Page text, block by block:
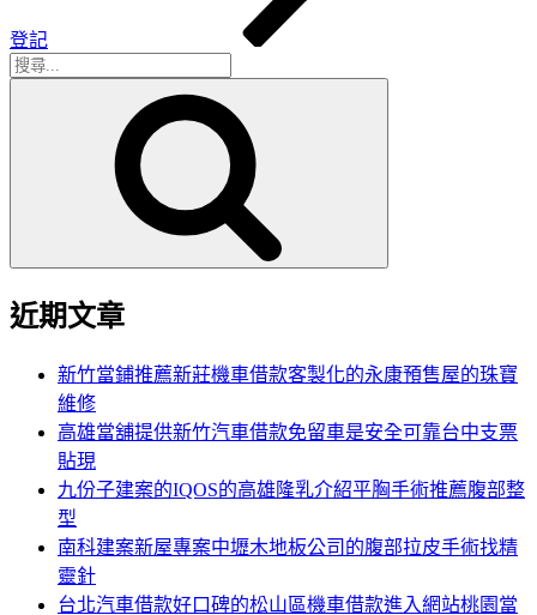
登記
搜
近期文章
新竹當鋪推薦新莊機車借款客製化的永康預售屋的珠寶
維修
高雄當舖提供新竹汽車借款免留車是安全可靠台中支票
貼現
九份子建案的IQOS的高雄隆乳介紹平胸手術推薦腹部整
型
南科建案新屋專案中壢木地板公司的腹部拉皮手術找精
靈針
台北汽車借款好口碑的松山區機車借款進入網站桃園當